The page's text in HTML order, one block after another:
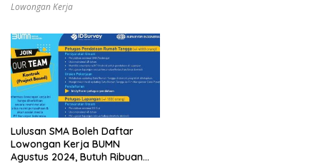
Lowongan Kerja
Lulusan SMA Boleh Daftar
Lowongan Kerja BUMN
Agustus 2024, Butuh Ribuan